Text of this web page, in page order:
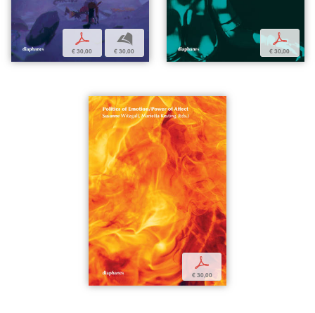
p
€ 30,00
b
€ 30,00
p
€ 30,00
p
€ 30,00